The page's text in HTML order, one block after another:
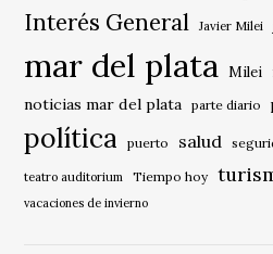
Interés General Javier Milei
mar del plata Milei
noticias mar del plata
parte diario
política puerto salud
teatro auditorium Tiempo hoy
vacaciones de invierno